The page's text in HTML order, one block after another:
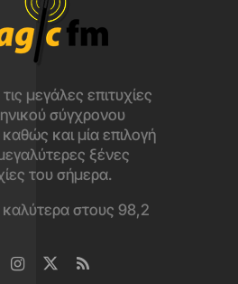
μεγάλες επιτυχίες
σύγχρονου
και μία επιλογή
ξένες
του σήμερα.
στους 98,2